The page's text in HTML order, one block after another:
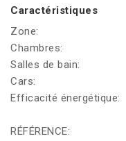
Caractéristiques
Zone:
Chambres:
Salles de bain:
Cars:
Efficacité énergétique:
RÉFÉRENCE: